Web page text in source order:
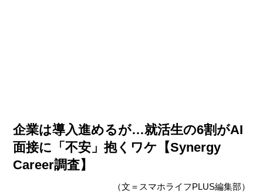
企業は導入進めるが…就活生の6割がAI
面接に「不安」抱くワケ【Synergy
Career調査】
（文＝スマホライフPLUS編集部）